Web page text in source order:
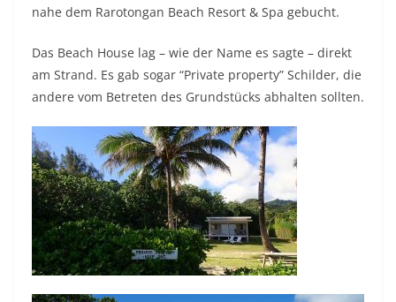
nahe dem Rarotongan Beach Resort & Spa gebucht.
Das Beach House lag – wie der Name es sagte – direkt
am Strand. Es gab sogar “Private property” Schilder, die
andere vom Betreten des Grundstücks abhalten sollten.